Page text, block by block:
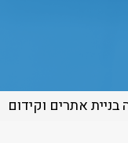
בניית אתרים וקידום